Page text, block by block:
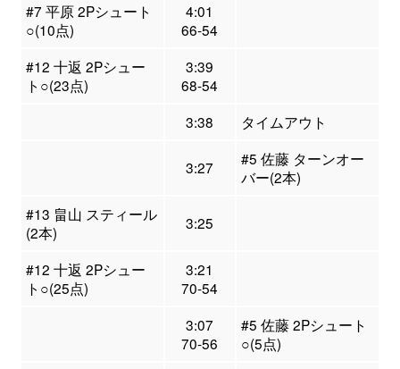
#7 平原 2Pシュート
○(10点)
4:01
66-54
#12 十返 2Pシュー
ト○(23点)
3:39
68-54
3:38
タイムアウト
3:27
#5 佐藤 ターンオー
バー(2本)
#13 畠山 スティール
(2本)
3:25
#12 十返 2Pシュー
ト○(25点)
3:21
70-54
3:07
70-56
#5 佐藤 2Pシュート
○(5点)